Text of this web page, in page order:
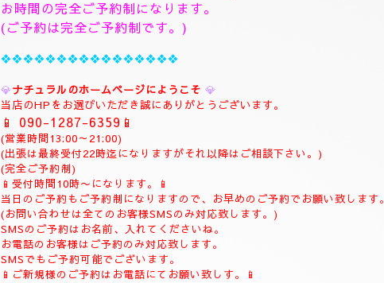
お時間の完全ご予約制になります。
(ご予約は完全ご予約制です。)
❖❖❖❖❖❖❖❖❖❖❖❖❖❖❖❖
💎ナチュラルのホームページにようこそ 💎
当店のHPをお選びいただき誠にありがとうございます。
📱 090-1287-6359 📱
(営業時間13:00～21:00)
(出張は最終受付22時迄になりますがそれ以降はご相談下さい。)
(完全ご予約制)
📱受付時間10時〜になります。📱
当日のご予約もご予約制になりますので、お早めのご予約でお願い致します。
(お問い合わせは全てのお客様SMSのみ対応致します。)
SMSのご予約はお名前、入れてくださいね。
お電話のお客様はご予約のみ対応致します。
SMSでもご予約可能でございます。
📱ご新規様のご予約はお電話にてお願い致しす。📱